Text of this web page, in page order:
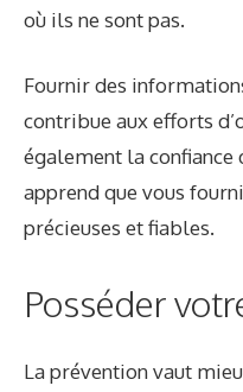
où ils ne sont pas.
Fournir des
contribue aux efforts
également la
apprend que vous
précieuses et fiables.
Posséder
La prévention vaut